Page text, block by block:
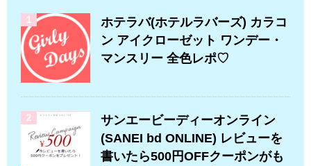
1
ホテラバ(ホテルラバーズ) カラコ
ン アイクローゼット ワンデー・
マンスリー 全色レポ♡
2
サンエービーディーオンライン
(SANEI bd ONLINE) レビューを
書いたら500円OFFクーポンがも